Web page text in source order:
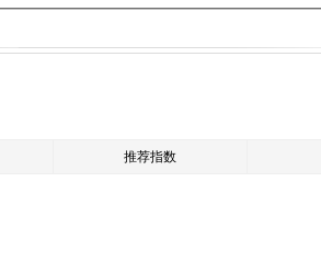
推荐指数